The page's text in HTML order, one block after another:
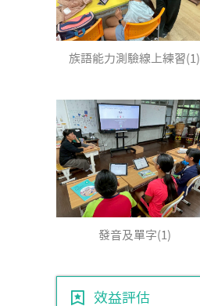
族語能力測驗線上練習(1)
發音及單字(1)
效益評估